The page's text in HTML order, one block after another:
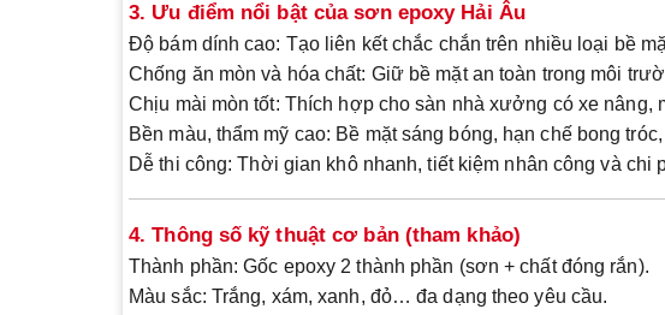
3. Ưu điểm nổi bật của sơn epoxy Hải Âu
Độ bám dính cao: Tạo liên kết chắc chắn trên nhiều loại bề
Chống ăn mòn và hóa chất: Giữ bề mặt an toàn trong môi
Chịu mài mòn tốt: Thích hợp cho sàn nhà xưởng có xe nâng,
Bền màu, thẩm mỹ cao: Bề mặt sáng bóng, hạn chế bong
Dễ thi công: Thời gian khô nhanh, tiết kiệm nhân công và chi
4. Thông số kỹ thuật cơ bản (tham khảo)
Thành phần: Gốc epoxy 2 thành phần (sơn + chất đóng rắn).
Màu sắc: Trắng, xám, xanh, đỏ… đa dạng theo yêu cầu.